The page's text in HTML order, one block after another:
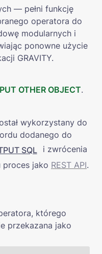
— pełni funkcję
operatora do
modularnych i
ponowne użycie
GRAVITY.
OTHER OBJECT.
wykorzystany do
dodanego do
SQL
i zwrócenia
proces jako REST API.
przekazana jako